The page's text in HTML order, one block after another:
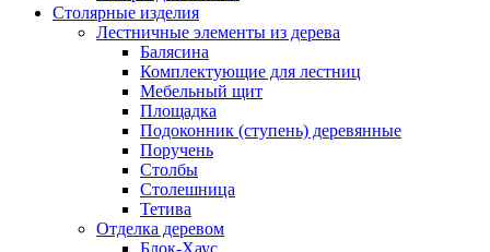
Столярные изделия
Лестничные элементы из дерева
Балясина
Комплектующие для лестниц
Мебельный щит
Площадка
Подоконник (ступень) деревянные
Поручень
Столбы
Столешница
Тетива
Отделка деревом
Блок-Хаус